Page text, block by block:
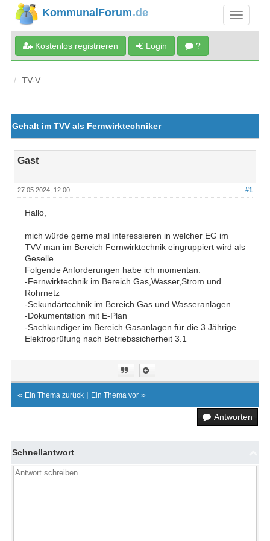
KommunalForum.de
Kostenlos registrieren Login ?
TV-V
Gehalt im TVV als Fernwirktechniker
Gast
-
#1
27.05.2024, 12:00
Hallo,
mich würde gerne mal interessieren in welcher EG im
TVV man im Bereich Fernwirktechnik eingruppiert wird als
Geselle.
Folgende Anforderungen habe ich momentan:
-Fernwirktechnik im Bereich Gas,Wasser,Strom und
Rohrnetz
-Sekundärtechnik im Bereich Gas und Wasseranlagen.
-Dokumentation mit E-Plan
-Sachkundiger im Bereich Gasanlagen für die 3 Jährige
Elektroprüfung nach Betriebssicherheit 3.1
« Ein Thema zurück| Ein Thema vor»
Antworten
Schnellantwort